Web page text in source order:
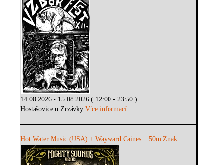
14.08.2026 - 15.08.2026 ( 12:00 - 23:50 )
Hostašovice u ZrzávkyVíce informací ...
Hot Water Music (USA) + Wayward Caines + 50m Znak